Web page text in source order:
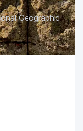
Geographic